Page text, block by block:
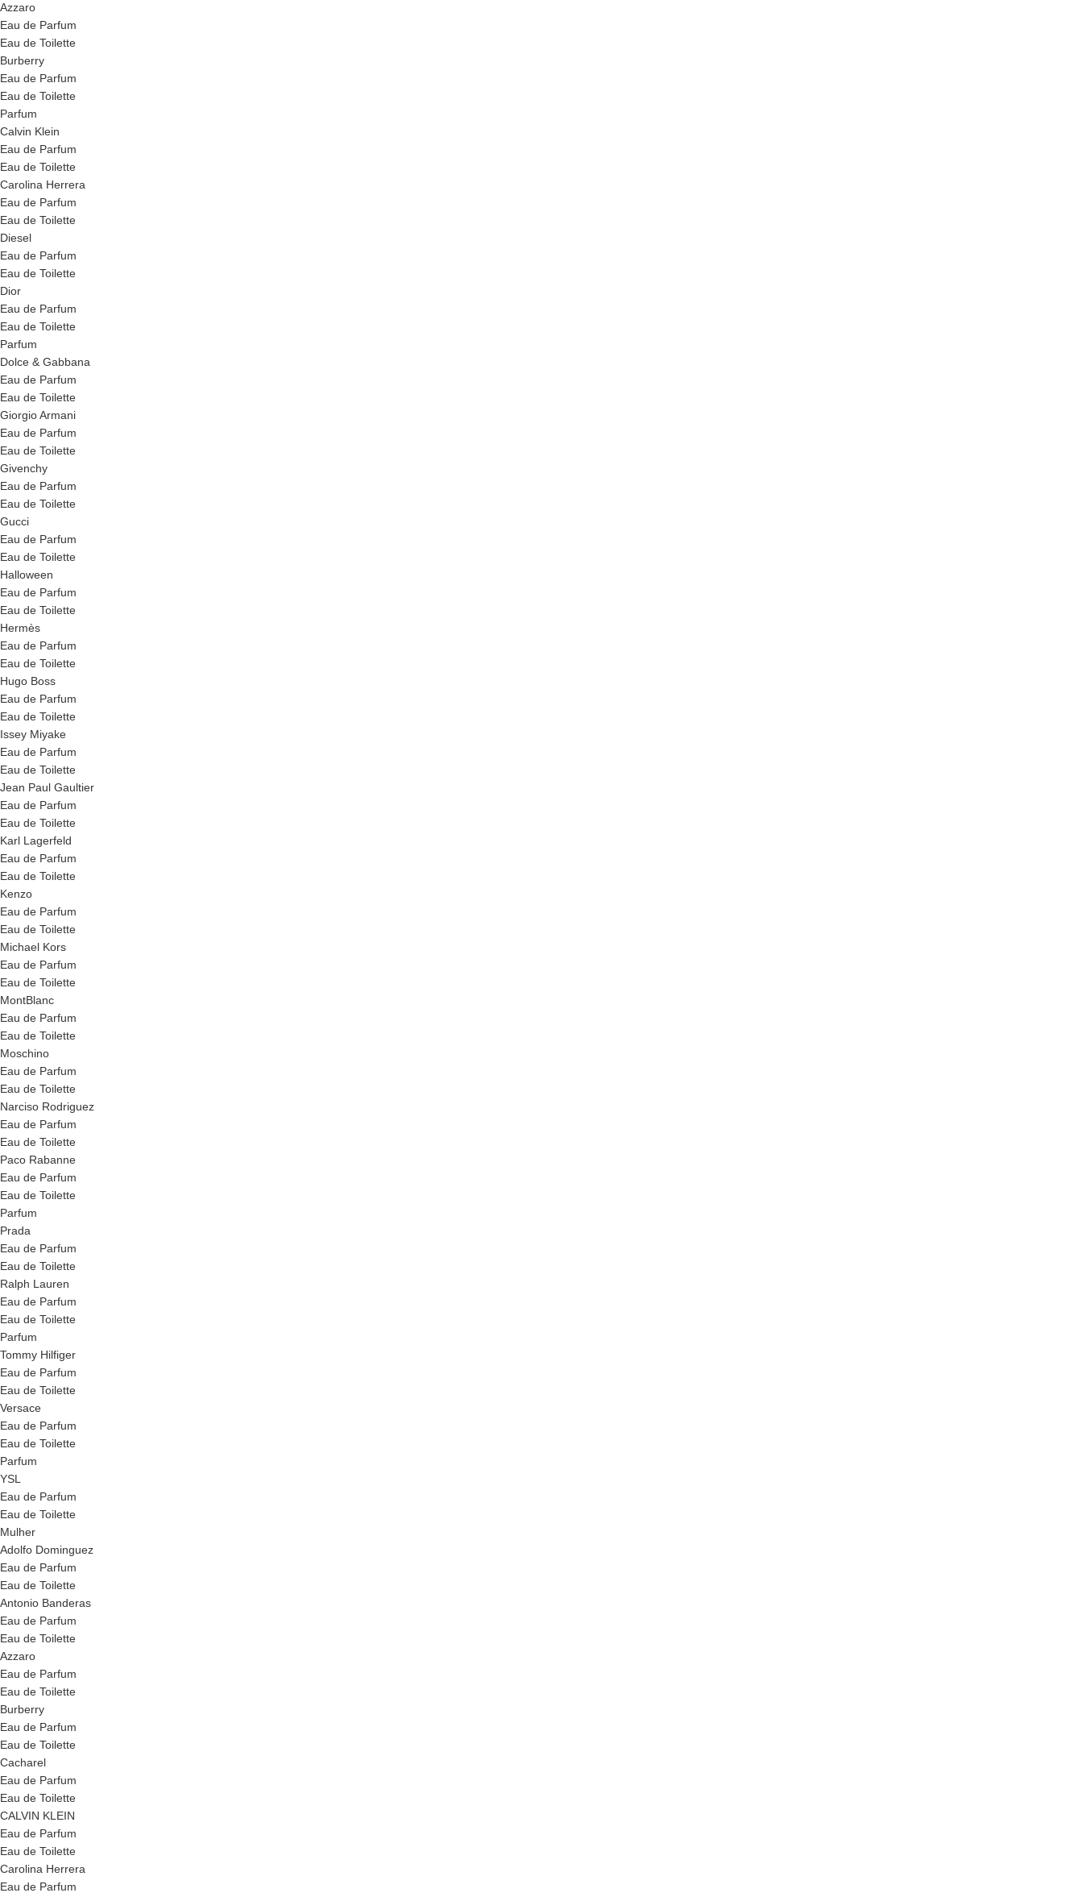
Azzaro
Eau de Parfum
Eau de Toilette
Burberry
Eau de Parfum
Eau de Toilette
Parfum
Calvin Klein
Eau de Parfum
Eau de Toilette
Carolina Herrera
Eau de Parfum
Eau de Toilette
Diesel
Eau de Parfum
Eau de Toilette
Dior
Eau de Parfum
Eau de Toilette
Parfum
Dolce & Gabbana
Eau de Parfum
Eau de Toilette
Giorgio Armani
Eau de Parfum
Eau de Toilette
Givenchy
Eau de Parfum
Eau de Toilette
Gucci
Eau de Parfum
Eau de Toilette
Halloween
Eau de Parfum
Eau de Toilette
Hermès
Eau de Parfum
Eau de Toilette
Hugo Boss
Eau de Parfum
Eau de Toilette
Issey Miyake
Eau de Parfum
Eau de Toilette
Jean Paul Gaultier
Eau de Parfum
Eau de Toilette
Karl Lagerfeld
Eau de Parfum
Eau de Toilette
Kenzo
Eau de Parfum
Eau de Toilette
Michael Kors
Eau de Parfum
Eau de Toilette
MontBlanc
Eau de Parfum
Eau de Toilette
Moschino
Eau de Parfum
Eau de Toilette
Narciso Rodriguez
Eau de Parfum
Eau de Toilette
Paco Rabanne
Eau de Parfum
Eau de Toilette
Parfum
Prada
Eau de Parfum
Eau de Toilette
Ralph Lauren
Eau de Parfum
Eau de Toilette
Parfum
Tommy Hilfiger
Eau de Parfum
Eau de Toilette
Versace
Eau de Parfum
Eau de Toilette
Parfum
YSL
Eau de Parfum
Eau de Toilette
Mulher
Adolfo Dominguez
Eau de Parfum
Eau de Toilette
Antonio Banderas
Eau de Parfum
Eau de Toilette
Azzaro
Eau de Parfum
Eau de Toilette
Burberry
Eau de Parfum
Eau de Toilette
Cacharel
Eau de Parfum
Eau de Toilette
CALVIN KLEIN
Eau de Parfum
Eau de Toilette
Carolina Herrera
Eau de Parfum